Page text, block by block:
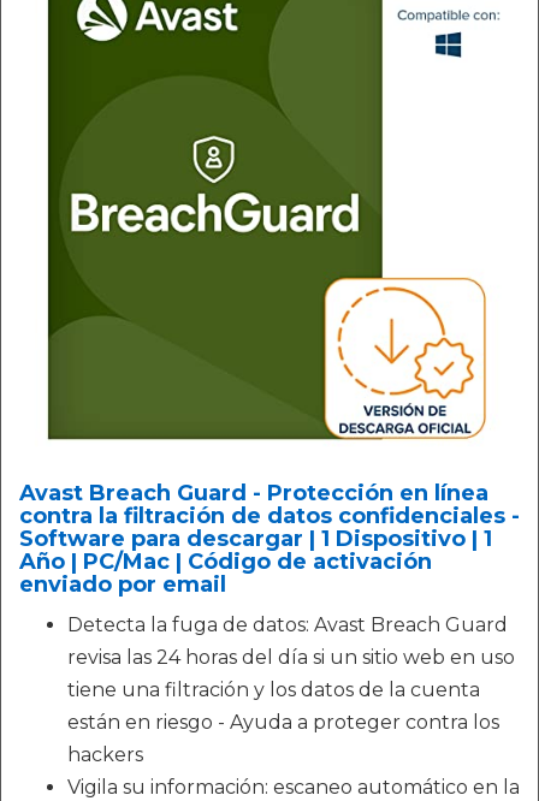
Avast Breach Guard - Protección en línea
contra la filtración de datos confidenciales -
Software para descargar | 1 Dispositivo | 1
Año | PC/Mac | Código de activación
enviado por email
Detecta la fuga de datos: Avast Breach Guard
revisa las 24 horas del día si un sitio web en uso
tiene una filtración y los datos de la cuenta
están en riesgo - Ayuda a proteger contra los
hackers
Vigila su información: escaneo automático en la